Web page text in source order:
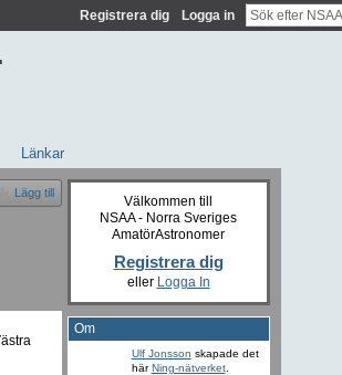
Registrera dig Logga in
Länkar
Lägg till
Välkommen till
NSAA - Norra Sveriges
AmatörAstronomer
Registrera dig
eller Logga In
Om
Ulf Jonsson skapade det
härNing-nätverket.